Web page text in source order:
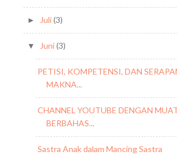
► Juli(3)
▼ Juni(3)
PETISI, KOMPETENSI, DAN
MAKNA...
CHANNEL YOUTUBE DENGAN
BERBAHAS...
Sastra Anak dalam Mancing Sastra